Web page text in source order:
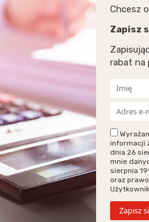
Chcesz
Zapisz
rabat na
informacji
dnia 26
mnie
sierpnia
oraz